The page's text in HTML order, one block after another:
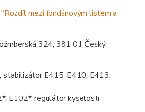
Rozdíl mezi fondánovým listem a
324, 381 01 Český
stabilizátor E415, E410, E413,
E102*, regulátor kyselosti